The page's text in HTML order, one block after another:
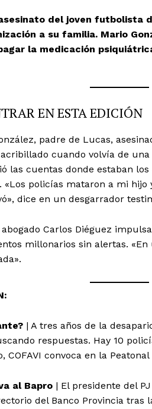
del joven futbolista
a su familia. Mario
la medicación
EN ESTA EDICIÓN
padre de Lucas,
cuando volvía de
las cuentas donde estaban
«Los policías mataron a mi
dice en un desgarrador
abogado Carlos Diéguez
millonarios sin alertas.
| A tres años de la
respuestas. Hay 10
COFAVI convoca en la
al Bapro | El presidente del
del Banco Provincia tras